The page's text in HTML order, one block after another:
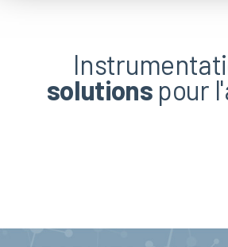
solutions pour
solutions pour